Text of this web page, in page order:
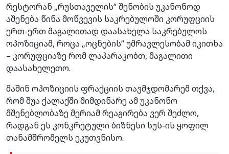
რესტორან „რუსთაველის“ შენობის უკანონოდ
აშენება წინა მოწვევის საკრებულოში კორუფციის
ერთ-ერთ მაგალითად დაასახელა საკრებულოს
ოპოზიციამ, როცა „ოცნების“ უმრავლესობამ იკითხა
– კორუფციაზე რომ ლაპარაკობთ, მაგალითი
დაასახელეთო.
მაშინ ოპოზიციის ფრაქციის თავმჯდომარემ თქვა,
რომ შუა ქალაქში მიმდინარე ამ უკანონო
მშენებლობაზე მერიამ რეაგირება ვერ შეძლო,
რადგან ეს კონკრეტული ბიზნესი სუს-ის ყოფილ
თანამშრომელს ეკუთვნისო.